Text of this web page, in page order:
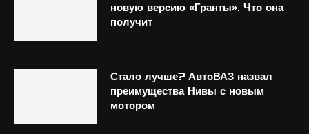
новую версию «Гранты». Что она
получит
Стало лучше? АвтоВАЗ назвал
преимущества Нивы с новым
мотором